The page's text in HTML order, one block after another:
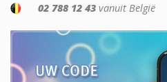
02 788 12 43 vanuit België